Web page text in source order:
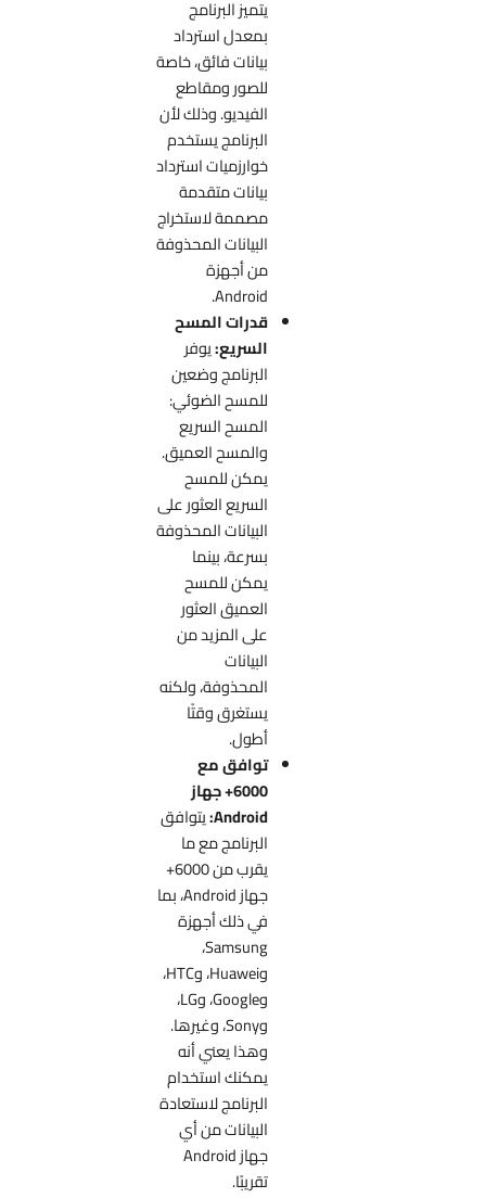
يتميز البرنامج
بمعدل استرداد
بيانات فائق، خاصة
للصور ومقاطع
الفيديو. وذلك لأن
البرنامج يستخدم
خوارزميات استرداد
بيانات متقدمة
مصممة لاستخراج
البيانات المحذوفة
من أجهزة
Android.
قدرات المسح
السريع:يوفر
البرنامج وضعين
للمسح الضوئي:
المسح السريع
والمسح العميق.
يمكن للمسح
السريع العثور على
البيانات المحذوفة
بسرعة، بينما
يمكن للمسح
العميق العثور
على المزيد من
البيانات
المحذوفة، ولكنه
يستغرق وقتًا
أطول.
توافق مع
6000+ جهاز
Android:يتوافق
البرنامج مع ما
يقرب من 6000+
جهاز Android، بما
في ذلك أجهزة
Samsung،
وHuawei، وHTC،
وGoogle، وLG،
وSony، وغيرها.
وهذا يعني أنه
يمكنك استخدام
البرنامج لاستعادة
البيانات من أي
جهاز Android
تقريبًا.